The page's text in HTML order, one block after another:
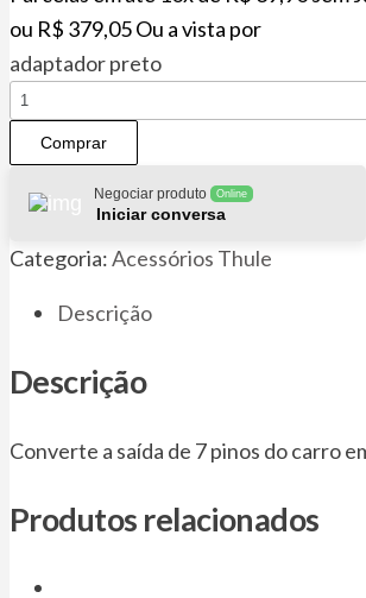
ou R$ 379,05Ou a vista por
adaptador preto
Thule
Adapter
9906
quantidade
Comprar
Negociar produto Online
Iniciar conversa
Categoria:Acessórios Thule
Descrição
Descrição
Converte a saída de 7 pinos do carro
Produtos relacionados